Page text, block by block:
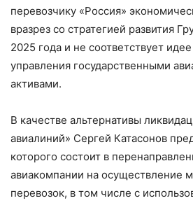
перевозчику «Россия»
вразрез со стратегией развития
2025 года и не соответствует
управления государственными
активами.
В качестве альтернативы
авиалиний» Сергей Катасонов
которого состоит в
авиакомпании на осуществление
перевозок, в том числе с